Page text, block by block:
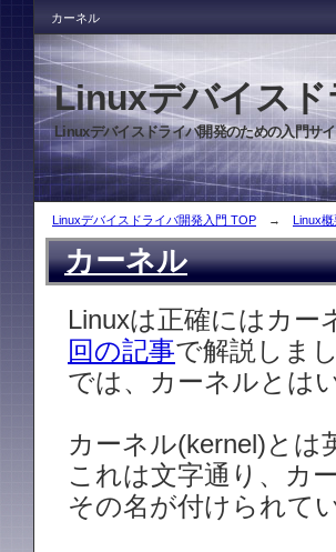
カーネル
Linuxデバイスドライバ開発入門 TOP → Linux概
カーネル
Linuxは正確にはカ
回の記事で解説しまし
では、カーネルとは
カーネル(kernel)とは
これは文字通り、カ
その名が付けられて
Linuxデバイスド
Linuxデバイスドライバ開発のための入門サ